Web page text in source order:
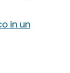
in un